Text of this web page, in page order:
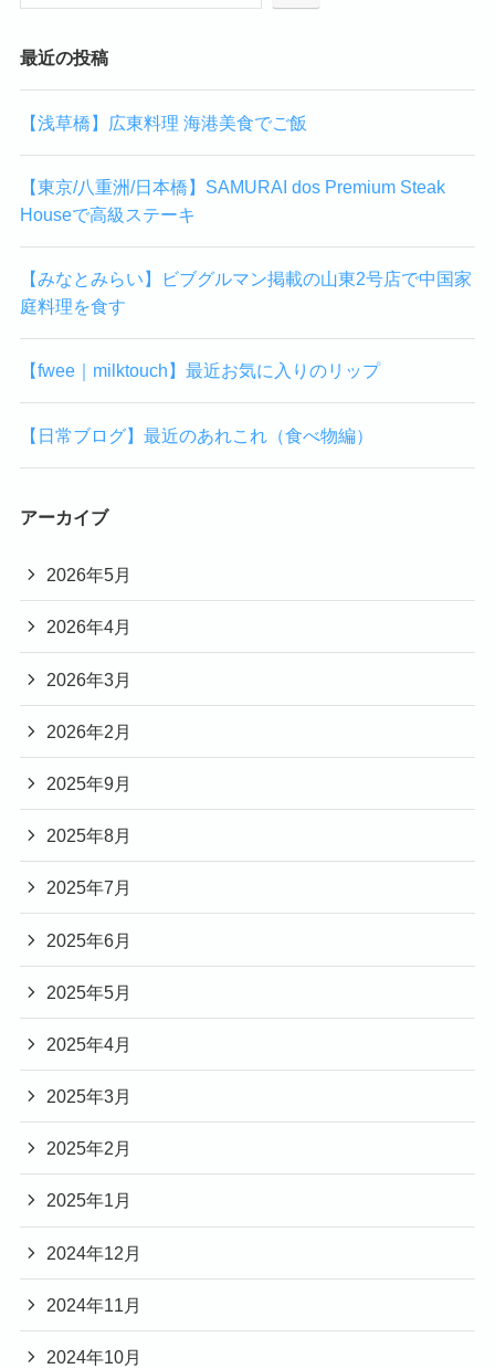
最近の投稿
【浅草橋】広東料理 海港美食でご飯
【東京/八重洲/日本橋】SAMURAI dos Premium Steak
Houseで高級ステーキ
【みなとみらい】ビブグルマン掲載の山東2号店で中国家
庭料理を食す
【fwee｜milktouch】最近お気に入りのリップ
【日常ブログ】最近のあれこれ（食べ物編）
アーカイブ
2026年5月
2026年4月
2026年3月
2026年2月
2025年9月
2025年8月
2025年7月
2025年6月
2025年5月
2025年4月
2025年3月
2025年2月
2025年1月
2024年12月
2024年11月
2024年10月